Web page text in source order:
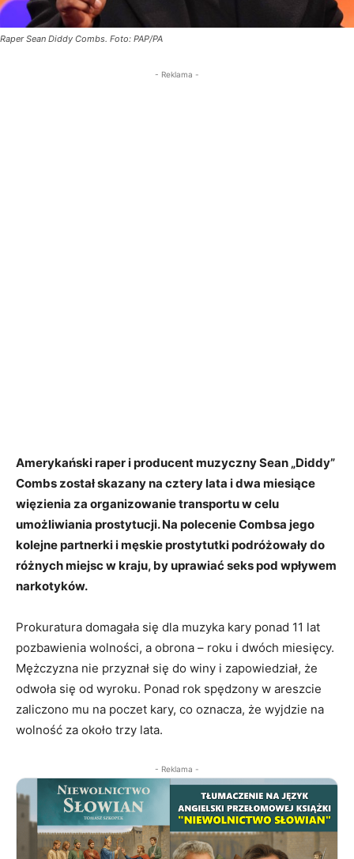
Raper Sean Diddy Combs. Foto: PAP/PA
- Reklama -
Amerykański raper i producent muzyczny Sean „Diddy”
Combs został skazany na cztery lata i dwa miesiące
więzienia za organizowanie transportu w celu
umożliwiania prostytucji. Na polecenie Combsa jego
kolejne partnerki i męskie prostytutki podróżowały do
różnych miejsc w kraju, by uprawiać seks pod wpływem
narkotyków.
Prokuratura domagała się dla muzyka kary ponad 11 lat
pozbawienia wolności, a obrona – roku i dwóch miesięcy.
Mężczyzna nie przyznał się do winy i zapowiedział, że
odwoła się od wyroku. Ponad rok spędzony w areszcie
zaliczono mu na poczet kary, co oznacza, że wyjdzie na
wolność za około trzy lata.
- Reklama -